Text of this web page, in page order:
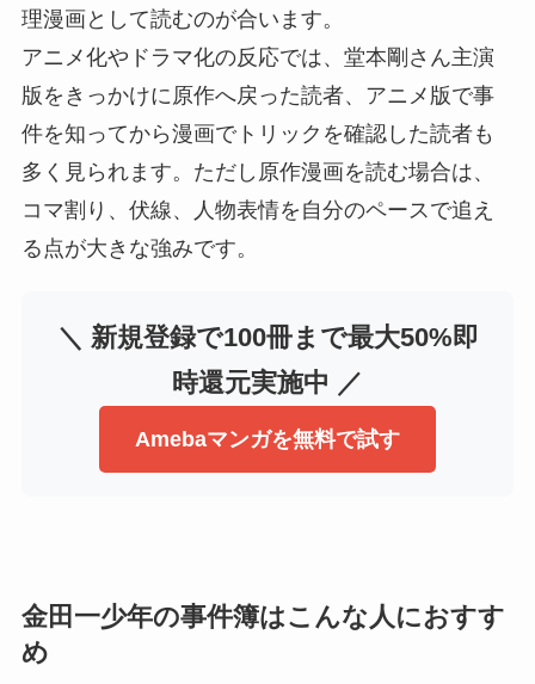
理漫画として読むのが合います。
アニメ化やドラマ化の反応では、堂本剛さん主演
版をきっかけに原作へ戻った読者、アニメ版で事
件を知ってから漫画でトリックを確認した読者も
多く見られます。ただし原作漫画を読む場合は、
コマ割り、伏線、人物表情を自分のペースで追え
る点が大きな強みです。
＼ 新規登録で100冊まで最大50%即
時還元実施中 ／
Amebaマンガを無料で試す
金田一少年の事件簿はこんな人におすす
め